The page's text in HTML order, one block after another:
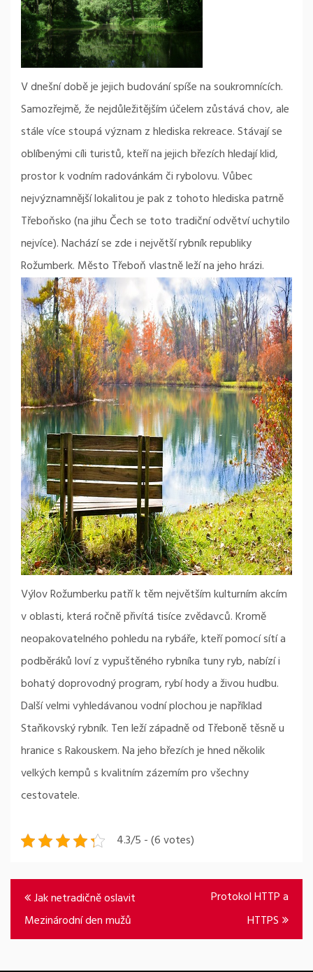
V dnešní době je jejich budování spíše na soukromnících.
Samozřejmě, že nejdůležitějším účelem zůstává chov, ale
stále více stoupá význam z hlediska rekreace. Stávají se
oblíbenými cíli turistů, kteří na jejich březích hledají klid,
prostor k vodním radovánkám či rybolovu. Vůbec
nejvýznamnější lokalitou je pak z tohoto hlediska patrně
Třeboňsko (na jihu Čech se toto tradiční odvětví uchytilo
nejvíce). Nachází se zde i největší rybník republiky
Rožumberk. Město Třeboň vlastně leží na jeho hrázi.
Výlov Rožumberku patří k těm největším kulturním akcím
v oblasti, která ročně přivítá tisíce zvědavců. Kromě
neopakovatelného pohledu na rybáře, kteří pomocí sítí a
podběráků loví z vypuštěného rybníka tuny ryb, nabízí i
bohatý doprovodný program, rybí hody a živou hudbu.
Další velmi vyhledávanou vodní plochou je například
Staňkovský rybník. Ten leží západně od Třeboně těsně u
hranice s Rakouskem. Na jeho březích je hned několik
velkých kempů s kvalitním zázemím pro všechny
cestovatele.
4.3/5 - (6 votes)
Navigace
pro
příspěvek
Jak netradičně oslavit
Mezinárodní den mužů
Protokol HTTP a
HTTPS